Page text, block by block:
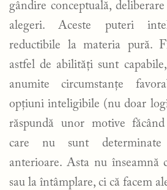
gândire conceptuală,
alegeri. Aceste puteri
reductibile la materia pură.
astfel de abilități sunt
anumite circumstanțe
opțiuni inteligibile (nu doar
răspundă unor motive
care nu sunt determinate
anterioare. Asta nu înseamnă
sau la întâmplare, ci că facem